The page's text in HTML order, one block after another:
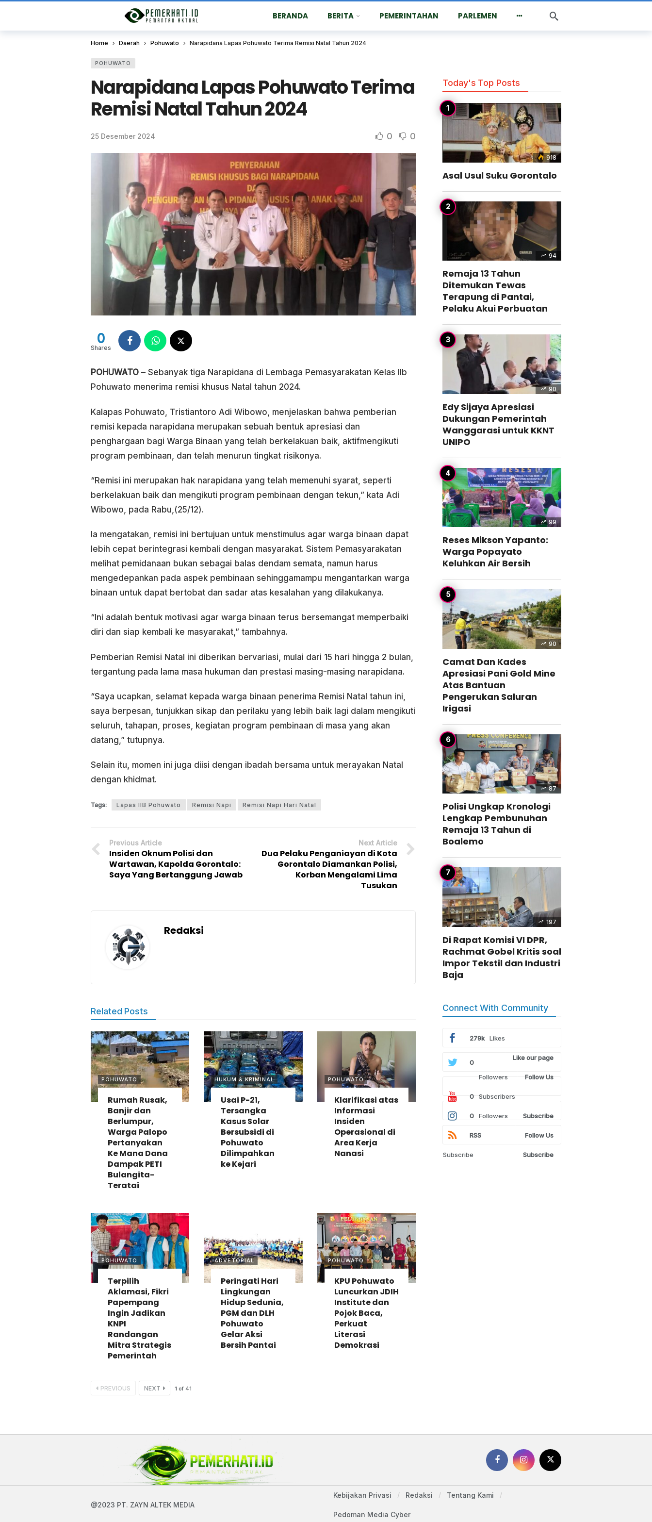
BERANDA BERITA PEMERINTAHAN PARLEMEN
Home Daerah Pohuwato Narapidana Lapas Pohuwato Terima Remisi Natal Tahun 2024
POHUWATO
Narapidana Lapas Pohuwato Terima
Remisi Natal Tahun 2024
25 Desember 2024 0 0
0
Shares
POHUWATO – Sebanyak tiga Narapidana di Lembaga Pemasyarakatan Kelas IIb
Pohuwato menerima remisi khusus Natal tahun 2024.
Kalapas Pohuwato, Tristiantoro Adi Wibowo, menjelaskan bahwa pemberian
remisi kepada narapidana merupakan sebuah bentuk apresiasi dan
penghargaan bagi Warga Binaan yang telah berkelakuan baik, aktifmengikuti
program pembinaan, dan telah menurun tingkat risikonya.
“Remisi ini merupakan hak narapidana yang telah memenuhi syarat, seperti
berkelakuan baik dan mengikuti program pembinaan dengan tekun,” kata Adi
Wibowo, pada Rabu,(25/12).
Ia mengatakan, remisi ini bertujuan untuk menstimulus agar warga binaan dapat
lebih cepat berintegrasi kembali dengan masyarakat. Sistem Pemasyarakatan
melihat pemidanaan bukan sebagai balas dendam semata, namun harus
mengedepankan pada aspek pembinaan sehinggamampu mengantarkan warga
binaan untuk dapat bertobat dan sadar atas kesalahan yang dilakukanya.
“Ini adalah bentuk motivasi agar warga binaan terus bersemangat memperbaiki
diri dan siap kembali ke masyarakat,” tambahnya.
Pemberian Remisi Natal ini diberikan bervariasi, mulai dari 15 hari hingga 2 bulan,
tergantung pada lama masa hukuman dan prestasi masing-masing narapidana.
“Saya ucapkan, selamat kepada warga binaan penerima Remisi Natal tahun ini,
saya berpesan, tunjukkan sikap dan perilaku yang lebih baik lagi dalam mengikuti
seluruh, tahapan, proses, kegiatan program pembinaan di masa yang akan
datang,” tutupnya.
Selain itu, momen ini juga diisi dengan ibadah bersama untuk merayakan Natal
dengan khidmat.
Tags: Lapas IIB Pohuwato Remisi Napi Remisi Napi Hari Natal
Previous Article
Insiden Oknum Polisi dan
Wartawan, Kapolda Gorontalo:
Saya Yang Bertanggung Jawab
Next Article
Dua Pelaku Penganiayan di Kota
Gorontalo Diamankan Polisi,
Korban Mengalami Lima
Tusukan
Redaksi
Related Posts
POHUWATO
Rumah Rusak,
Banjir dan
Berlumpur,
Warga Palopo
Pertanyakan
Ke Mana Dana
Dampak PETI
Bulangita-
Teratai
HUKUM & KRIMINAL
Usai P-21,
Tersangka
Kasus Solar
Bersubsidi di
Pohuwato
Dilimpahkan
ke Kejari
POHUWATO
Klarifikasi atas
Informasi
Insiden
Operasional di
Area Kerja
Nanasi
POHUWATO
Terpilih
Aklamasi, Fikri
Papempang
Ingin Jadikan
KNPI
Randangan
Mitra Strategis
Pemerintah
ADVETORIAL
Peringati Hari
Lingkungan
Hidup Sedunia,
PGM dan DLH
Pohuwato
Gelar Aksi
Bersih Pantai
POHUWATO
KPU Pohuwato
Luncurkan JDIH
Institute dan
Pojok Baca,
Perkuat
Literasi
Demokrasi
PREVIOUS NEXT 1 of 41
Today's Top Posts
918
Asal Usul Suku Gorontalo
94
Remaja 13 Tahun
Ditemukan Tewas
Terapung di Pantai,
Pelaku Akui Perbuatan
90
Edy Sijaya Apresiasi
Dukungan Pemerintah
Wanggarasi untuk KKNT
UNIPO
99
Reses Mikson Yapanto:
Warga Popayato
Keluhkan Air Bersih
90
Camat Dan Kades
Apresiasi Pani Gold Mine
Atas Bantuan
Pengerukan Saluran
Irigasi
87
Polisi Ungkap Kronologi
Lengkap Pembunuhan
Remaja 13 Tahun di
Boalemo
197
Di Rapat Komisi VI DPR,
Rachmat Gobel Kritis soal
Impor Tekstil dan Industri
Baja
Connect With Community
279k Likes
Like our page
0
Followers
Follow Us
0 Subscribers
Subscribe
0 Followers
Follow Us
RSS
Subscribe Subscribe
@2023 PT. ZAYN ALTEK MEDIA
Kebijakan Privasi Redaksi Tentang Kami
Pedoman Media Cyber